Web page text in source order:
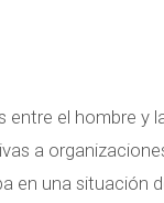
entre el hombre y
a
en una situación